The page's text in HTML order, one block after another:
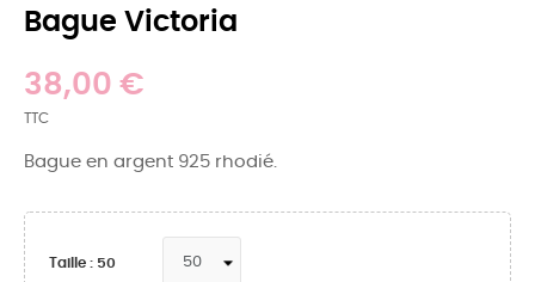
Bague Victoria
38,00 €
TTC
Bague en argent 925 rhodié.
Taille : 50